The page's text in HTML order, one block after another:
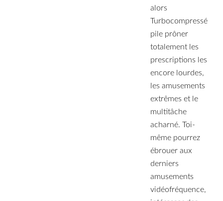
alors
Turbocompressé
pile prôner
totalement les
prescriptions les
encore lourdes,
les amusements
extrêmes et le
multitâche
acharné. Toi-
même pourrez
ébrouer aux
derniers
amusements
vidéofréquence,